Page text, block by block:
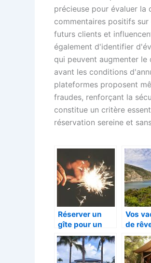
précieuse pour évaluer la
commentaires positifs
futurs clients et
également d'identifier
qui peuvent augmenter
avant les conditions
plateformes proposent
fraudes, renforçant la
constitue un critère
réservation sereine et
Réserver un
gîte pour un
enterrement de
vie de Jeune
fille
Vos
de
Vita